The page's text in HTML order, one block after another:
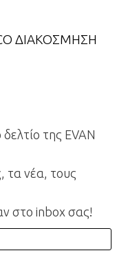
ΔΙΑΚΟΣΜΗΣΗ
της EVAN
τα νέα, τους
στο inbox σας!